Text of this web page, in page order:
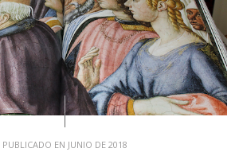
PUBLICADO EN JUNIO DE 2018